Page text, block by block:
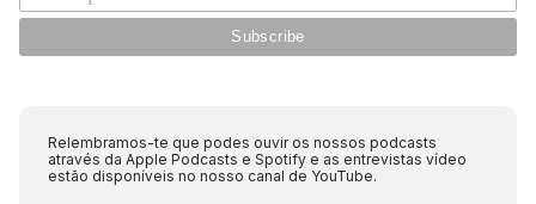
Relembramos-te que podes ouvir os nossos podcasts
através da Apple Podcasts e Spotify e as entrevistas vídeo
estão disponíveis no nosso canal de YouTube.